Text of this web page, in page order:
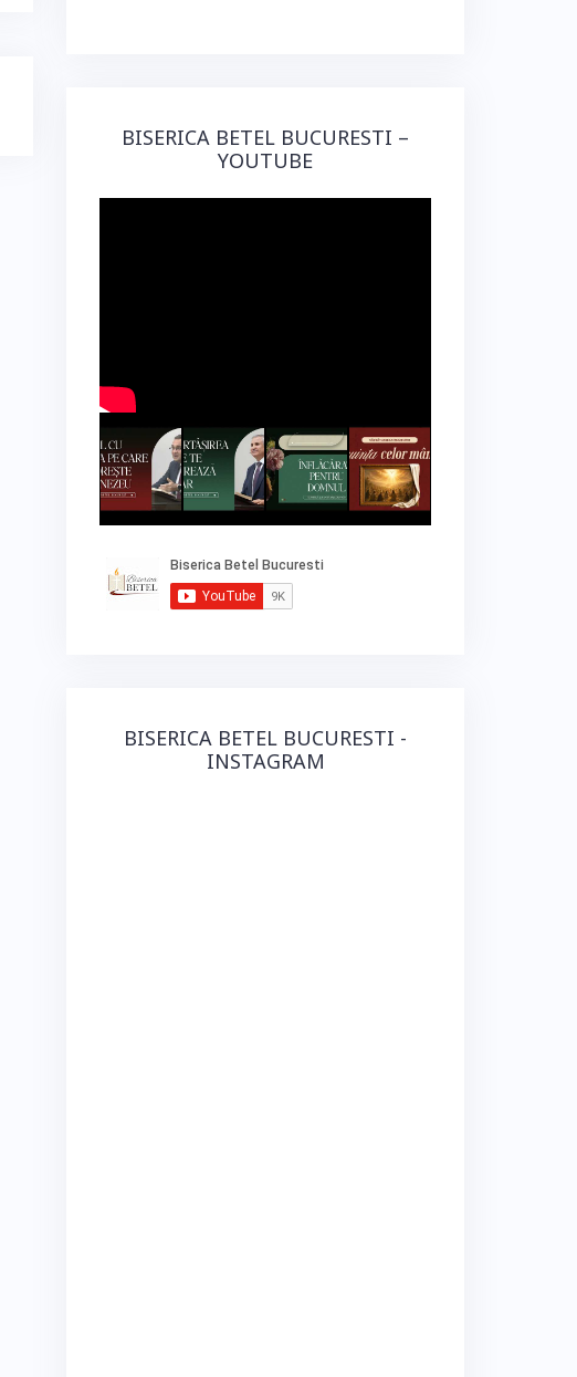
BISERICA BETEL BUCURESTI –
YOUTUBE
BISERICA BETEL BUCURESTI -
INSTAGRAM